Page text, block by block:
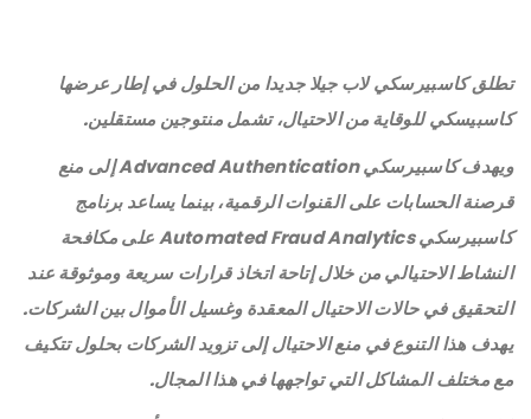
تطلق كاسبيرسكي لاب جيلا جديدا من الحلول في إطار عرضها
كاسبيسكي للوقاية من الاحتيال، تشمل منتوجين مستقلين.
ويهدف كاسبيرسكيAdvanced Authenticationإلى منع
قرصنة الحسابات على القنوات الرقمية، بينما يساعد برنامج
كاسبيرسكيAutomated Fraud Analyticsعلى مكافحة
النشاط الاحتيالي من خلال إتاحة اتخاذ قرارات سريعة وموثوقة عند
التحقيق في حالات الاحتيال المعقدة وغسيل الأموال بين الشركات.
يهدف هذا التنوع في منع الاحتيال إلى تزويد الشركات بحلول تتكيف
مع مختلف المشاكل التي تواجهها في هذا المجال.